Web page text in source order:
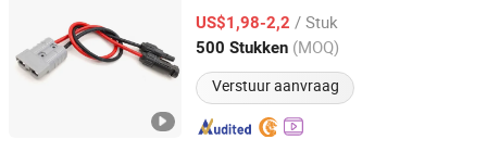
US$1,98-2,2 / Stuk
500 Stukken (MOQ)
Verstuur aanvraag
Jiangsu, China Sinds 2024